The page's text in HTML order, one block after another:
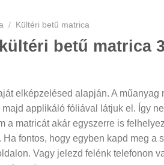
/ Kültéri betű matrica
betű matrica
elképzelésed alapján. A műanyag
applikáló fóliával látjuk el. Így
a matricát akár egyszerre is
Ha fontos, hogy egyben kapd meg a
Vagy jelezd felénk telefonon